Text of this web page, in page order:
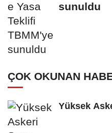
sunuldu
ÇOK OKUNAN
Yüksek